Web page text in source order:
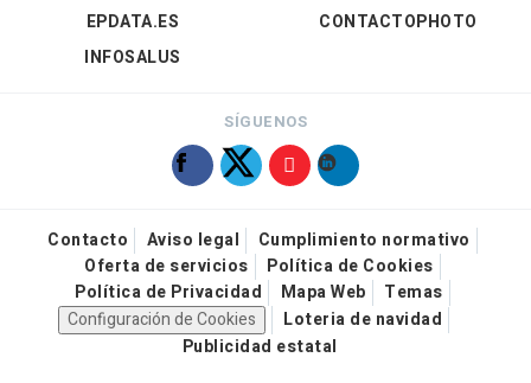
EPDATA.ES
INFOSALUS
CONTACTOPHOTO
SÍGUENOS
Contacto Aviso legal
Cumplimiento normativo
Oferta de servicios
Política de Cookies
Política de Privacidad
Mapa Web
Temas
Configuración de Cookies
Loteria de navidad
Publicidad estatal